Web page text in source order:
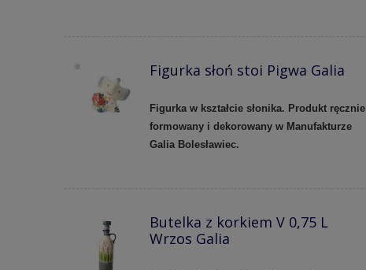
Figurka słoń stoi Pigwa Galia
Figurka w kształcie słonika. Produkt ręcznie
formowany i dekorowany w Manufakturze
Galia Bolesławiec.
Butelka z korkiem V 0,75 L
Wrzos Galia